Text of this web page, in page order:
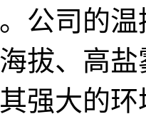
公司的
拔、高
强大的